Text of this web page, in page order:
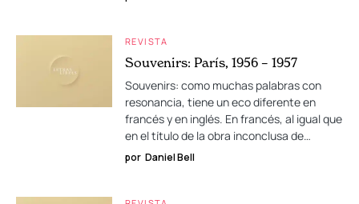
REVISTA
Souvenirs: París, 1956 – 1957
Souvenirs: como muchas palabras con
resonancia, tiene un eco diferente en
francés y en inglés. En francés, al igual que
en el título de la obra inconclusa de…
por Daniel Bell